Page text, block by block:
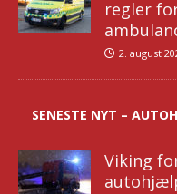
regler
2. august
SENESTE NYT –
Viking